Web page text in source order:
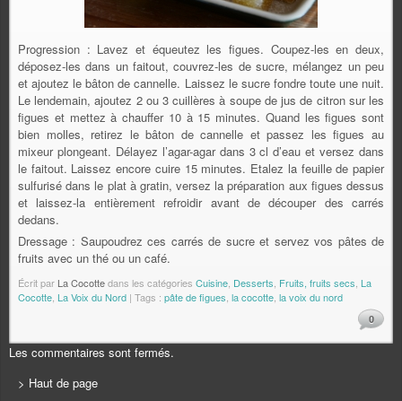
Progression : Lavez et équeutez les figues. Coupez-les en deux,
déposez-les dans un faitout, couvrez-les de sucre, mélangez un peu
et ajoutez le bâton de cannelle. Laissez le sucre fondre toute une nuit.
Le lendemain, ajoutez 2 ou 3 cuillères à soupe de jus de citron sur les
figues et mettez à chauffer 10 à 15 minutes. Quand les figues sont
bien molles, retirez le bâton de cannelle et passez les figues au
mixeur plongeant. Délayez l’agar-agar dans 3 cl d’eau et versez dans
le faitout. Laissez encore cuire 15 minutes. Etalez la feuille de papier
sulfurisé dans le plat à gratin, versez la préparation aux figues dessus
et laissez-la entièrement refroidir avant de découper des carrés
dedans.
Dressage : Saupoudrez ces carrés de sucre et servez vos pâtes de
fruits avec un thé ou un café.
Écrit par La Cocottedans les catégories Cuisine Desserts Fruits, fruits secs La
Cocotte La Voix du Nord | Tags : pâte de figues la cocotte la voix du nord
0
Les commentaires sont fermés.
> Haut de page